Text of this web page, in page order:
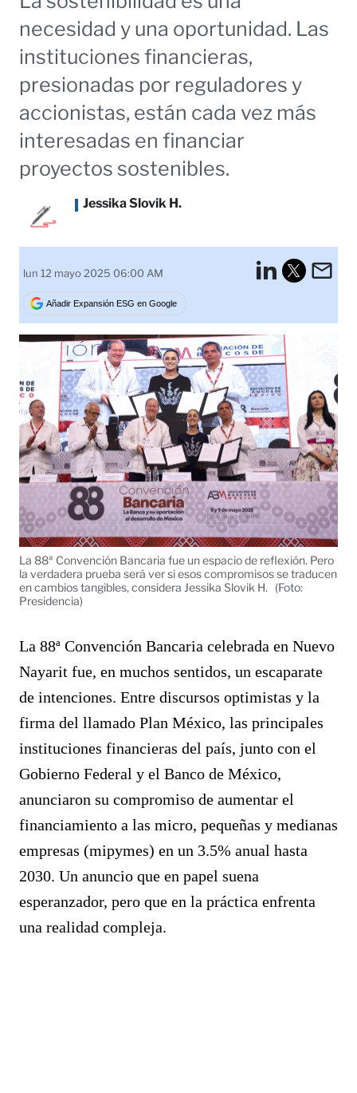
necesidad y una oportunidad. Las
instituciones financieras,
presionadas por reguladores y
accionistas, están cada vez más
interesadas en financiar
proyectos sostenibles.
Jessika Slovik H.
lun 12 mayo 2025 06:00 AM
Añadir Expansión ESG en Google
La 88ª Convención Bancaria fue un espacio de reflexión. Pero
la verdadera prueba será ver si esos compromisos se traducen
en cambios tangibles, considera Jessika Slovik H.
(Foto:
Presidencia)
La 88ª Convención Bancaria celebrada en Nuevo
Nayarit fue, en muchos sentidos, un escaparate
de intenciones. Entre discursos optimistas y la
firma del llamado Plan México, las principales
instituciones financieras del país, junto con el
Gobierno Federal y el Banco de México,
anunciaron su compromiso de aumentar el
financiamiento a las micro, pequeñas y medianas
empresas (mipymes) en un 3.5% anual hasta
2030. Un anuncio que en papel suena
esperanzador, pero que en la práctica enfrenta
una realidad compleja.